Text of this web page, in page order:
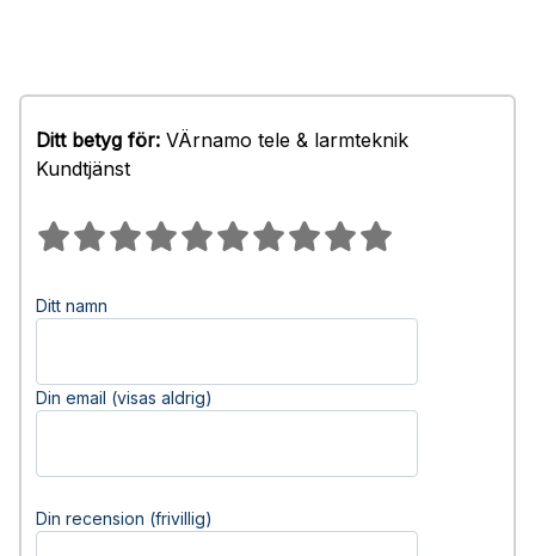
Ditt betyg för: VÄrnamo tele & larmteknik
Kundtjänst
Ditt namn
Din email (visas aldrig)
Din recension (frivillig)